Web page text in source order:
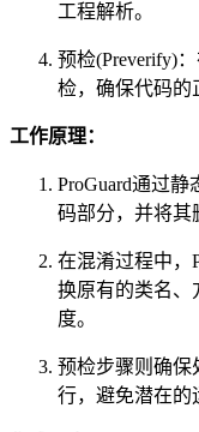
工程解析。
预检(Preverify)
检，确保代码的
工作原理：
ProGuard通过
码部分，并将其
在混淆过程中，
换原有的类名、
度。
预检步骤则确保
行，避免潜在的